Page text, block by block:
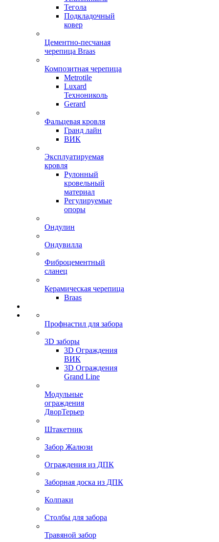
Тегола
Подкладочный
ковер
Цементно-песчаная
черепица Braas
Композитная черепица
Metrotile
Luxard
Технониколь
Gerard
Фальцевая кровля
Гранд лайн
ВИК
Эксплуатируемая
кровля
Рулонный
кровельный
материал
Регулируемые
опоры
Ондулин
Ондувилла
Фиброцементный
сланец
Керамическая черепица
Braas
Профнастил для забора
3D заборы
3D Ограждения
ВИК
3D Ограждения
Grand Line
Модульные
ограждения
ДворТерьер
Штакетник
Забор Жалюзи
Ограждения из ДПК
Заборная доска из ДПК
Колпаки
Столбы для забора
Травяной забор